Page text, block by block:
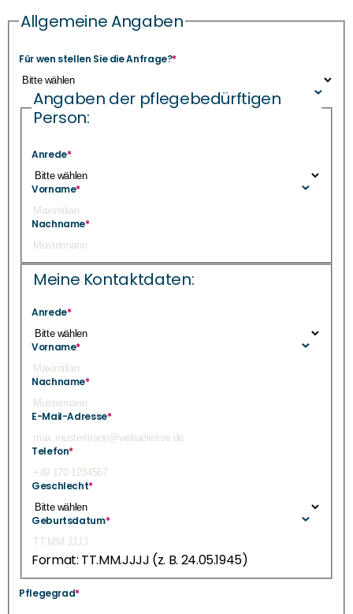
Für wen stellen Sie die Anfrage?*
Allgemeine Angaben
Angaben der pflegebedürftigen
Person:
Anrede*
Vorname*
Nachname*
Meine Kontaktdaten:
Anrede*
Vorname*
Nachname*
E-Mail-Adresse*
Telefon*
Geschlecht*
Geburtsdatum*
Format: TT.MM.JJJJ (z. B. 24.05.1945)
Pflegegrad*